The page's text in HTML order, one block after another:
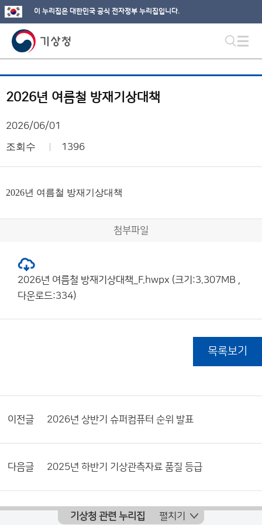
이 누리집은 대한민국 공식 전자정부 누리집입니다.
2026년 여름철 방재기상대책
2026/06/01
조회수 1396
2026년 여름철 방재기상대책
첨부파일
2026년 여름철 방재기상대책_F.hwpx (크기:3.307MB ,
다운로드:334)
목록보기
이전글 2026년 상반기 슈퍼컴퓨터 순위 발표
다음글 2025년 하반기 기상관측자료 품질 등급
기상청 관련 누리집 펼치기